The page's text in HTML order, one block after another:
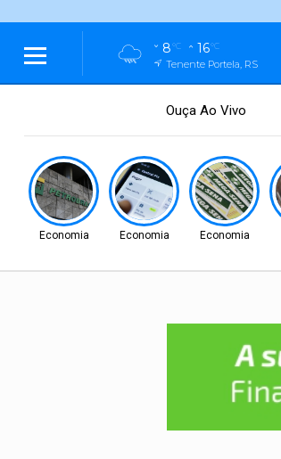
8°C 16°C
Tenente Portela, RS
Ouça Ao Vivo
Economia Economia Economia